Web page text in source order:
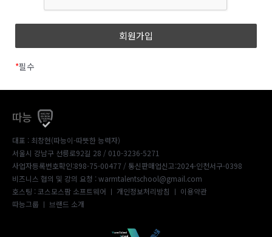
*필수
따능
대표 : 최창현(따능이-따뜻한 능력자)
서울시 강남구 선릉로92길 28 / 010-3236-5271
사업자등록번호확인:898-75-00477 / 통신판매업신고:2024-인천서구-0398
비즈니스 협의 및 강의 요청 : warmtalentschool@gmail.com
호스팅 : 코스모스팜 소프트웨어 ㅣ 개인정보처리방침 ㅣ 이용약관
따능그룹 ㅣ 브랜드 소개